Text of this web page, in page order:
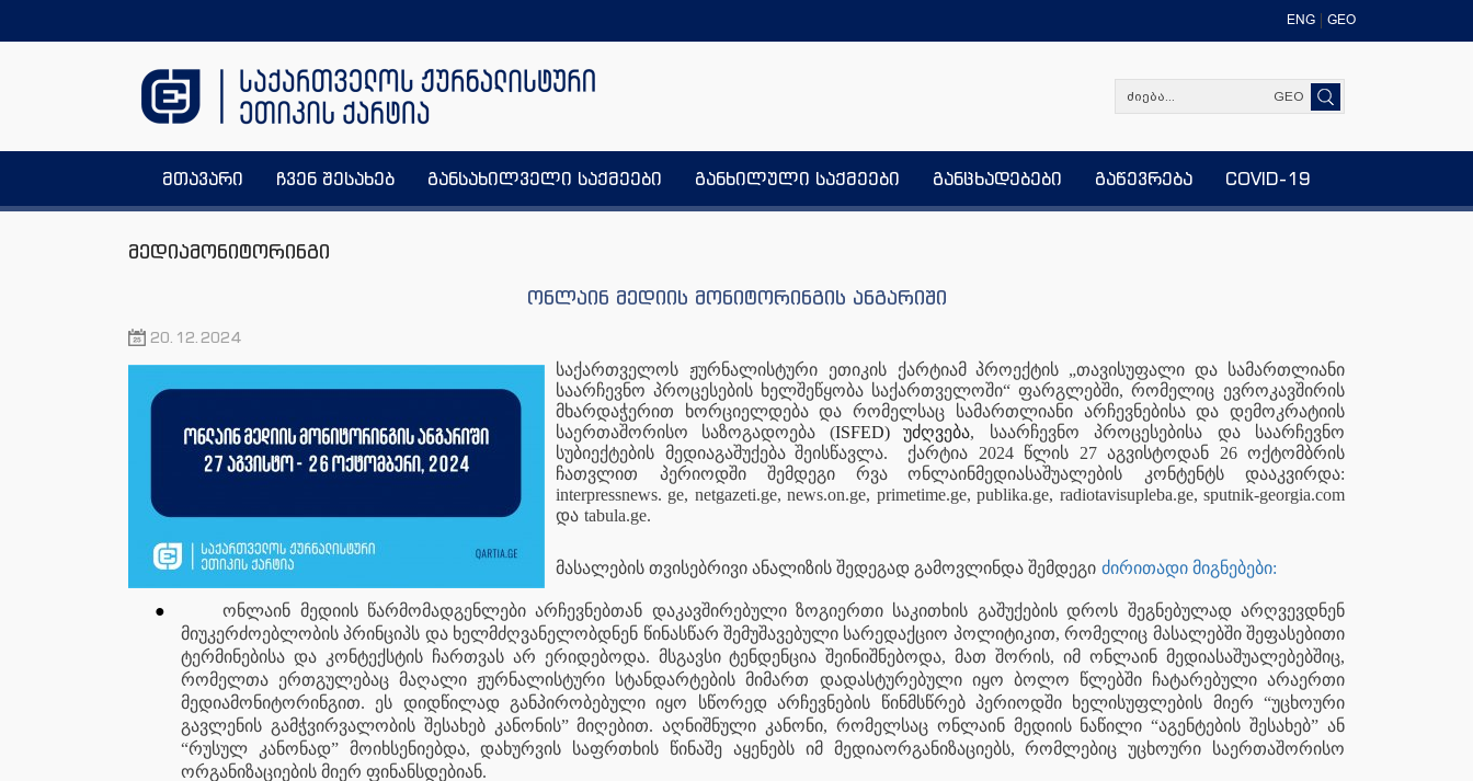
ENG GEO
GEO
მთავარი ჩვენ შესახებ განსახილველი საქმეები განხილული საქმეები განცხადებები გაწევრება COVID-19
მედიამონიტორინგი
ონლაინ მედიის მონიტორინგის ანგარიში
20.12.2024
საქართველოს
ჟურნალისტური ეთიკის ქარტიამ პროექტის „თავისუფალი და სამართლიანი
საარჩევნო პროცესების ხელშეწყობა საქართველოში“ ფარგლებში, რომელიც ევროკავშირის
მხარდაჭერით ხორციელდება და რომელსაც
სამართლიანი არჩევნებისა და დემოკრატიის
საერთაშორისო საზოგადოება (ISFED) უძღვება, საარჩევნო პროცესებისა და
საარჩევნო
სუბიექტების მედიაგაშუქება შეისწავლა. ქარტია 2024 წლის 27 აგვისტოდან 26 ოქტომბრის
ჩათვლით
პერიოდში შემდეგი რვა ონლაინმედიასაშუალების კონტენტს დააკვირდა:
interpressnews. ge, netgazeti.ge, news.on.ge, primetime.ge, publika.ge, radiotavisupleba.ge, sputnik-georgia.com
და tabula.ge.
მასალების თვისებრივი ანალიზის შედეგად გამოვლინდა შემდეგი ძირითადი მიგნებები:
●
ონლაინ მედიის წარმომადგენლები არჩევნებთან დაკავშირებული ზოგიერთი საკითხის გაშუქების დროს შეგნებულად არღვევდნენ
მიუკერძოებლობის პრინციპს და ხელმძღვანელობდნენ წინასწარ შემუშავებული სარედაქციო პოლიტიკით, რომელიც მასალებში შეფასებითი
ტერმინებისა და კონტექსტის ჩართვას არ ერიდებოდა. მსგავსი ტენდენცია შეინიშნებოდა, მათ შორის, იმ ონლაინ მედიასაშუალებებშიც,
რომელთა ერთგულებაც მაღალი ჟურნალისტური სტანდარტების მიმართ დადასტურებული იყო ბოლო წლებში ჩატარებული არაერთი
მედიამონიტორინგით. ეს დიდწილად განპირობებული იყო სწორედ არჩევნების წინმსწრებ პერიოდში ხელისუფლების მიერ “უცხოური
გავლენის გამჭვირვალობის შესახებ კანონის” მიღებით. აღნიშნული კანონი, რომელსაც ონლაინ მედიის ნაწილი “აგენტების შესახებ” ან
“რუსულ კანონად” მოიხსენიებდა, დახურვის საფრთხის წინაშე აყენებს იმ მედიაორგანიზაციებს, რომლებიც უცხოური საერთაშორისო
ორგანიზაციების მიერ ფინანსდებიან.